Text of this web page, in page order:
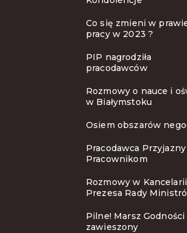
Co się zmieni w
pracy w 2023 ?
PIP nagrodziła
pracodawców
Rozmowy o nauce i
w Białymstoku
Osiem obszarów
Pracodawca Przyjazny
Pracownikom
Rozmowy w Kancelarii
Prezesa Rady
Pilne! Marsz Godności
zawieszony